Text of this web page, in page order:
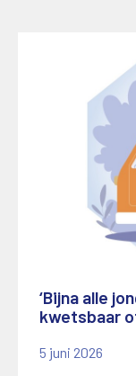
‘Bijna alle
kwetsbaar
5 juni 2026